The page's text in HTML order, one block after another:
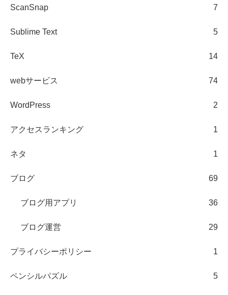
ScanSnap 7
Sublime Text 5
TeX 14
webサービス 74
WordPress 2
アクセスランキング 1
ネタ 1
ブログ 69
ブログ用アプリ 36
ブログ運営 29
プライバシーポリシー 1
ペンシルパズル 5